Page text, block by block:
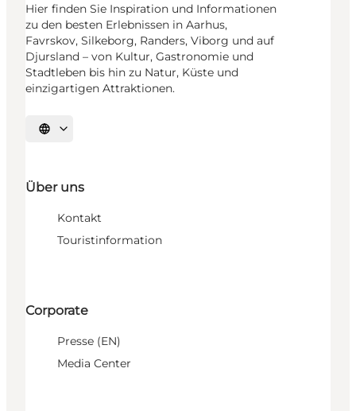
Hier finden Sie Inspiration und Informationen
zu den besten Erlebnissen in Aarhus,
Favrskov, Silkeborg, Randers, Viborg und auf
Djursland – von Kultur, Gastronomie und
Stadtleben bis hin zu Natur, Küste und
einzigartigen Attraktionen.
Sprache auswählen
Über uns
Kontakt
Touristinformation
Corporate
Presse (EN)
Media Center